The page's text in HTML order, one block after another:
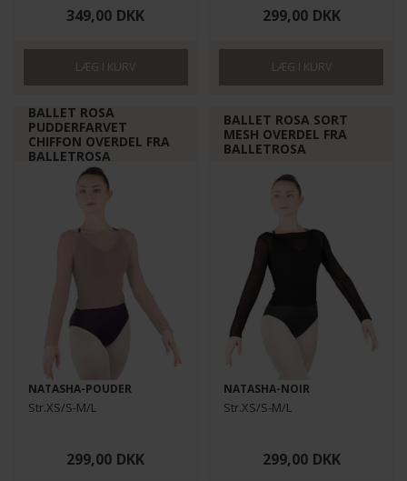
349,00 DKK 299,00 DKK
BALLET ROSA
PUDDERFARVET
CHIFFON OVERDEL FRA
BALLETROSA
NATASHA-POUDER
Str.XS/S-M/L
299,00 DKK
BALLET ROSA SORT
MESH OVERDEL FRA
BALLETROSA
NATASHA-NOIR
Str.XS/S-M/L
299,00 DKK